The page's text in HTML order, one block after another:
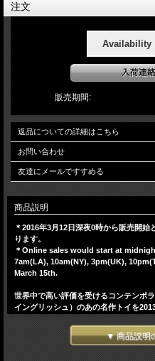
注文
Availability
販売期間:
返品についての詳細はこちら
お問い合わせ
友達にメールですすめる
商品説明
＊2016年3月12日深夜0時から販売開
ります。
＊Online sales would start at
7am(LA), 10am(NY), 3pm(UK),
March 15th.
世界中で高い評価を受けるコンテンポ
イングリッシュ）のあの名作トイを
Airplane！ガスマスクを被ったネズミ
首、胴の6点可動します。このNight
▼ 商品説明